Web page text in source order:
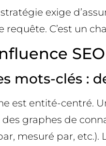
exige
requête. C’est un
SEO
mots-clés :
est entité-centré.
graphes de
mesuré par, etc.).